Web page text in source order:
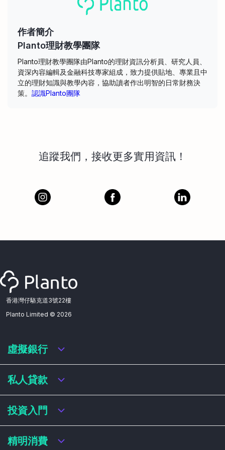
作者簡介
Planto理財教學團隊
Planto理財教學團隊由Planto的理財資訊分析員、研究人員、
資深內容編輯及金融科技專家組成，致力提供貼地、專業且中
立的理財知識與教學內容，協助讀者作出明智的日常財務決
策。 認識Planto團隊
追蹤我們，接收更多實用資訊！
香港灣仔駱克道3號22樓
Planto Limited © 2026
虛擬銀行
虛擬銀行迎新優惠
虛擬銀行存款利率比較
虛擬銀行銀扣賬卡 / 信用卡
虛擬銀行貸款
私人貸款
私人貸款年利率比較
網上即批貸款
結餘轉戶
投資入門
港股戶口收費及迎新優惠
精明消費